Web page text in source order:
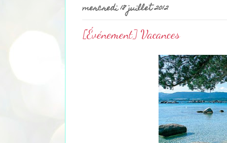
mercredi 18 juillet 2012
[Événement] Vacances